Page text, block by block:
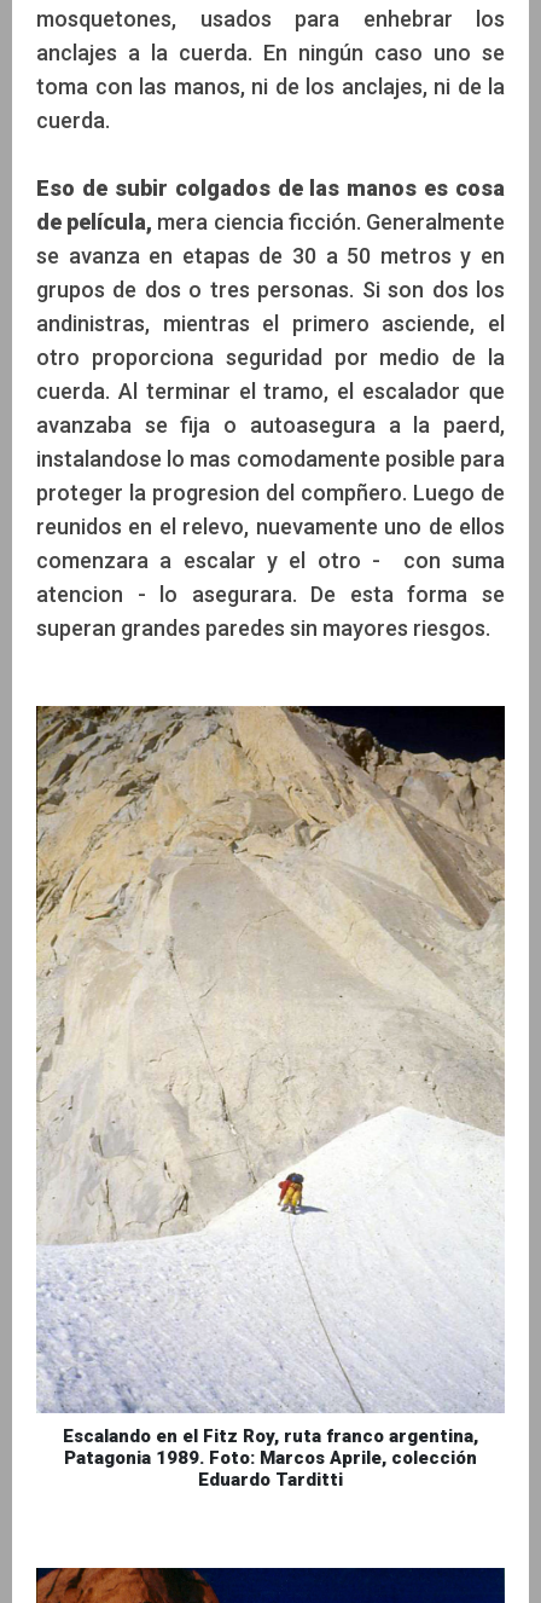
mosquetones, usados para enhebrar los
anclajes a la cuerda. En ningún caso uno se
toma con las manos, ni de los anclajes, ni de la
cuerda.
Eso de subir colgados de las manos es cosa
de película, mera ciencia ficción. Generalmente
se avanza en etapas de 30 a 50 metros y en
grupos de dos o tres personas. Si son dos los
andinistras, mientras el primero asciende, el
otro proporciona seguridad por medio de la
cuerda. Al terminar el tramo, el escalador que
avanzaba se fija o autoasegura a la paerd,
instalandose lo mas comodamente posible para
proteger la progresion del compñero. Luego de
reunidos en el relevo, nuevamente uno de ellos
comenzara a escalar y el otro - con suma
atencion - lo asegurara. De esta forma se
superan grandes paredes sin mayores riesgos.
Escalando en el Fitz Roy, ruta franco argentina,
Patagonia 1989. Foto: Marcos Aprile, colección
Eduardo Tarditti